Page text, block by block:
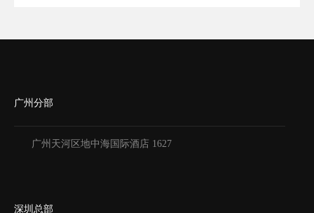
广州分部
广州天河区地中海国际酒店 1627
深圳总部